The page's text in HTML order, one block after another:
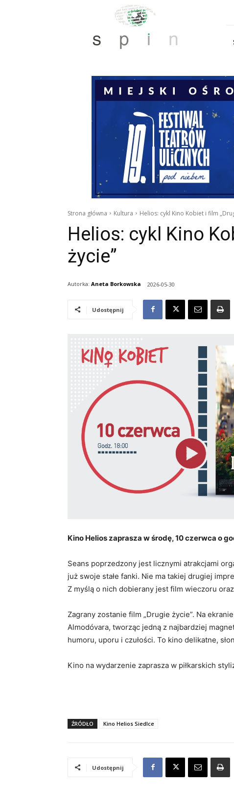
Strona główna Kultura Helios: cykl Kino Kobiet i film
Helios: cykl Kino
życie”
Autorka: Aneta Borkowska 2026-05-30
Udostępnij
Kino Helios zaprasza w środę, 10 czerwca o
Seans poprzedzony jest licznymi atrakcjami
już swoje stałe fanki. Nie ma takiej drugiej
Z myślą o nich dobierany jest film wieczoru
Zagrany zostanie film „Drugie życie”. Na
Almodóvara, tworząc jedną z najbardziej
humoru, uporu i czułości. To kino delikatne,
Kino na wydarzenie zaprasza w piłkarskich
ŹRÓDŁO Kino Helios Siedlce
Udostępnij